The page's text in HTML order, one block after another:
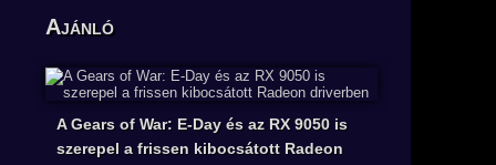
Ajánló
A Gears of War: E-Day és az RX 9050 is
szerepel a frissen kibocsátott Radeon